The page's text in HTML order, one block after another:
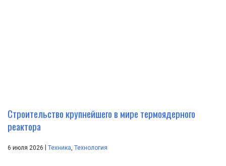
Строительство крупнейшего в мире термоядерного
реактора
6 июля 2026 | Техника Технология